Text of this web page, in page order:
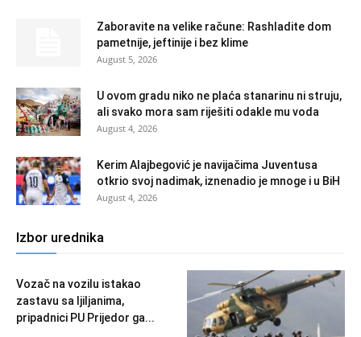
Zaboravite na velike račune: Rashladite dom
pametnije, jeftinije i bez klime
August 5, 2026
U ovom gradu niko ne plaća stanarinu ni struju,
ali svako mora sam riješiti odakle mu voda
August 4, 2026
Kerim Alajbegović je navijačima Juventusa
otkrio svoj nadimak, iznenadio je mnoge i u BiH
August 4, 2026
Izbor urednika
Vozač na vozilu istakao
zastavu sa ljiljanima,
pripadnici PU Prijedor ga...